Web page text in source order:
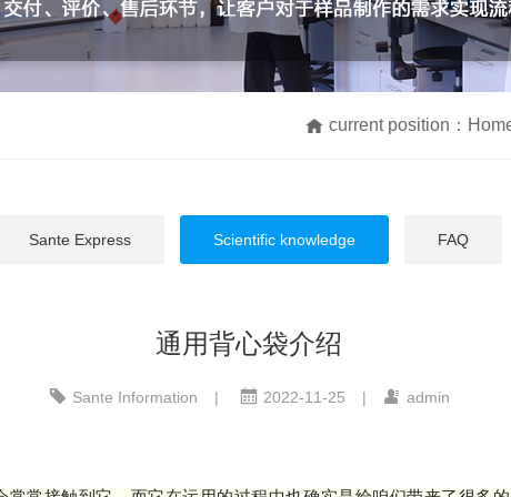
current position：
Sante Express Scientific knowledge FAQ
通用背心袋介绍
Sante Information | 2022-11-25 | admin